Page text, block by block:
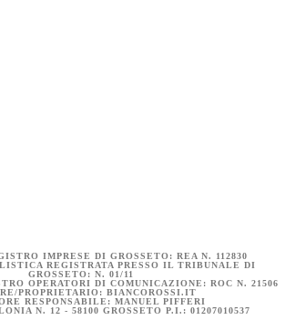
IMPRESE DI GROSSETO: REA N. 112830
REGISTRATA PRESSO IL TRIBUNALE DI
GROSSETO: N. 01/11
OPERATORI DI COMUNICAZIONE: ROC N. 21506
PROPRIETARIO: BIANCOROSSI.IT
RESPONSABILE: MANUEL PIFFERI
N. 12 - 58100 GROSSETO P.I.: 01207010537